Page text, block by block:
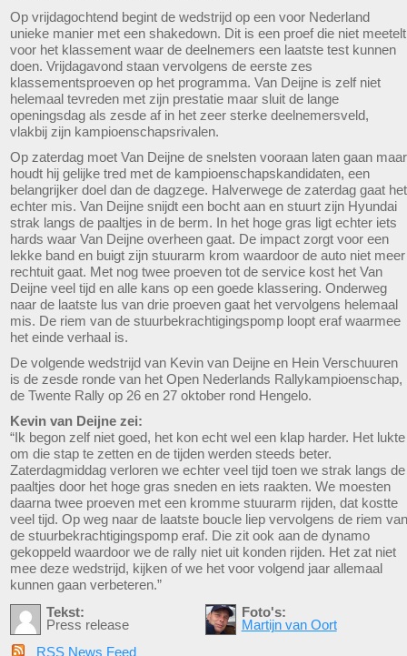
Op vrijdagochtend begint de wedstrijd op een voor Nederland
unieke manier met een shakedown. Dit is een proef die niet meetelt
voor het klassement waar de deelnemers een laatste test kunnen
doen. Vrijdagavond staan vervolgens de eerste zes
klassementsproeven op het programma. Van Deijne is zelf niet
helemaal tevreden met zijn prestatie maar sluit de lange
openingsdag als zesde af in het zeer sterke deelnemersveld,
vlakbij zijn kampioenschapsrivalen.
Op zaterdag moet Van Deijne de snelsten vooraan laten gaan maar
houdt hij gelijke tred met de kampioenschapskandidaten, een
belangrijker doel dan de dagzege. Halverwege de zaterdag gaat het
echter mis. Van Deijne snijdt een bocht aan en stuurt zijn Hyundai
strak langs de paaltjes in de berm. In het hoge gras ligt echter iets
hards waar Van Deijne overheen gaat. De impact zorgt voor een
lekke band en buigt zijn stuurarm krom waardoor de auto niet meer
rechtuit gaat. Met nog twee proeven tot de service kost het Van
Deijne veel tijd en alle kans op een goede klassering. Onderweg
naar de laatste lus van drie proeven gaat het vervolgens helemaal
mis. De riem van de stuurbekrachtigingspomp loopt eraf waarmee
het einde verhaal is.
De volgende wedstrijd van Kevin van Deijne en Hein Verschuuren
is de zesde ronde van het Open Nederlands Rallykampioenschap,
de Twente Rally op 26 en 27 oktober rond Hengelo.
Kevin van Deijne zei:
“Ik begon zelf niet goed, het kon echt wel een klap harder. Het lukte
om die stap te zetten en de tijden werden steeds beter.
Zaterdagmiddag verloren we echter veel tijd toen we strak langs de
paaltjes door het hoge gras sneden en iets raakten. We moesten
daarna twee proeven met een kromme stuurarm rijden, dat kostte
veel tijd. Op weg naar de laatste boucle liep vervolgens de riem van
de stuurbekrachtigingspomp eraf. Die zit ook aan de dynamo
gekoppeld waardoor we de rally niet uit konden rijden. Het zat niet
mee deze wedstrijd, kijken of we het voor volgend jaar allemaal
kunnen gaan verbeteren.”
Tekst:
Press release
Foto's:
Martijn van Oort
RSS News Feed